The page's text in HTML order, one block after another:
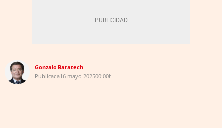
Gonzalo Baratech
Publicada16 mayo 202500:00h